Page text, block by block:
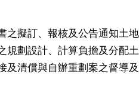
之擬訂、報核及公告通知土
劃設計、計算負擔及分配
清償與自辦重劃案之督導